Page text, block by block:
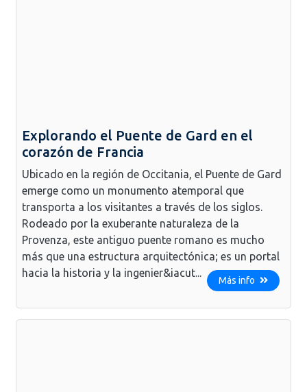
Explorando el Puente de Gard en el
corazón de Francia
Ubicado en la región de Occitania, el Puente de Gard
emerge como un monumento atemporal que
transporta a los visitantes a través de los siglos.
Rodeado por la exuberante naturaleza de la
Provenza, este antiguo puente romano es mucho
más que una estructura arquitectónica; es un portal
hacia la historia y la ingenier&iacut...
Más info